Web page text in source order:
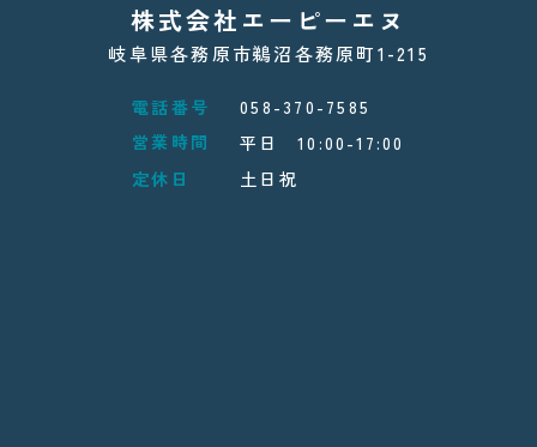
株式会社エーピーエヌ
岐阜県各務原市鵜沼各務原町1-215
電話番号
058-370-7585
営業時間
平日 10:00-17:00
定休日
土日祝